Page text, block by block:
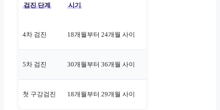
검진 단계 시기
4차 검진 18개월부터 24개월 사이
5차 검진 30개월부터 36개월 사이
첫 구강검진 18개월부터 29개월 사이